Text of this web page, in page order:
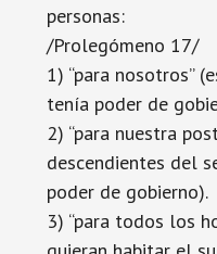
personas:
/Prolegómeno 17/
1) “para nosotros”
tenía poder de
2) “para nuestra
descendientes del
poder de gobierno).
3) “para todos los